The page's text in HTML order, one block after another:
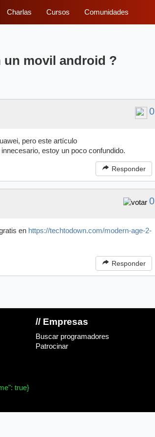
Charlas Cursos Comunidades
un movil android ?
0
pero este artículo
estoy un poco confundido.
Responder
0
en https://techtodown.com/modern-age-2-
Responder
// Empresas
Buscar programadores
Patrocinar
true}